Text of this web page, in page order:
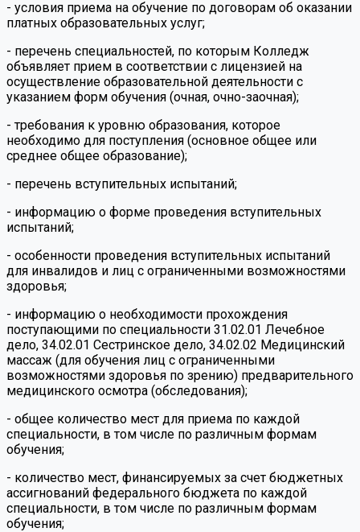
- условия приема на обучение по договорам об оказании
платных образовательных услуг;
- перечень специальностей, по которым Колледж
объявляет прием в соответствии с лицензией на
осуществление образовательной деятельности с
указанием форм обучения (очная, очно-заочная);
- требования к уровню образования, которое
необходимо для поступления (основное общее или
среднее общее образование);
- перечень вступительных испытаний;
- информацию о форме проведения вступительных
испытаний;
- особенности проведения вступительных испытаний
для инвалидов и лиц с ограниченными возможностями
здоровья;
- информацию о необходимости прохождения
поступающими по специальности 31.02.01 Лечебное
дело, 34.02.01 Сестринское дело, 34.02.02 Медицинский
массаж (для обучения лиц с ограниченными
возможностями здоровья по зрению) предварительного
медицинского осмотра (обследования);
- общее количество мест для приема по каждой
специальности, в том числе по различным формам
обучения;
- количество мест, финансируемых за счет бюджетных
ассигнований федерального бюджета по каждой
специальности, в том числе по различным формам
обучения;